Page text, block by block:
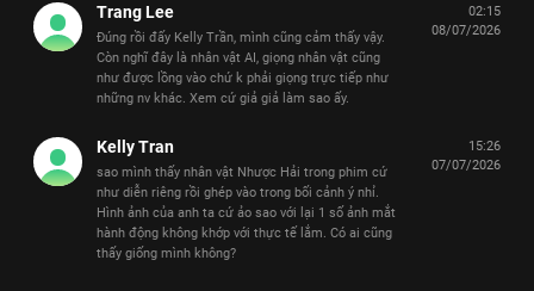
Trang Lee
Đúng rồi đấy Kelly Trần, mình cũng cảm thấy vậy.
Còn nghĩ đây là nhân vật AI, giọng nhân vật cũng
như được lồng vào chứ k phải giọng trực tiếp như
những nv khác. Xem cứ giả giả làm sao ấy.
02:15
08/07/2026
Kelly Tran
sao mình thấy nhân vật Nhược Hải trong phim cứ
như diễn riêng rồi ghép vào trong bối cảnh ý nhỉ.
Hình ảnh của anh ta cứ ảo sao với lại 1 số ảnh mắt
hành động không khớp với thực tế lắm. Có ai cũng
thấy giống mình không?
15:26
07/07/2026